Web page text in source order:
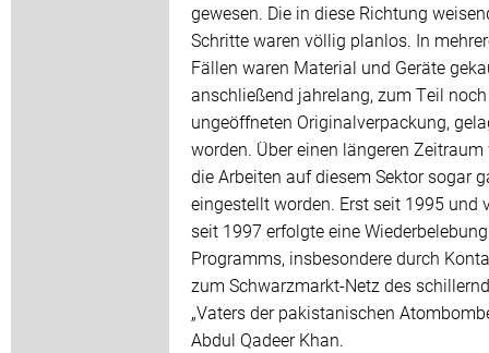
gewesen. Die in diese Richtung
Schritte waren völlig planlos. In
Fällen waren Material und Geräte
anschließend jahrelang, zum Teil
ungeöffneten Originalverpackung,
worden. Über einen längeren Zeitraum
die Arbeiten auf diesem Sektor sogar
eingestellt worden. Erst seit 1995 und
seit 1997 erfolgte eine
Programms, insbesondere durch
zum Schwarzmarkt-Netz des
„Vaters der pakistanischen
Abdul Qadeer Khan.